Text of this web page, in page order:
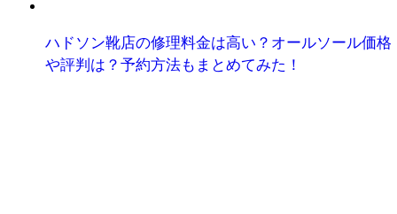
ハドソン靴店の修理料金は高い？オールソール価格
や評判は？予約方法もまとめてみた！